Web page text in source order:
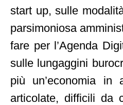
start up, sulle
parsimoniosa
fare per l’Agenda
sulle lungaggini
più un’economia in
articolate, difficili da